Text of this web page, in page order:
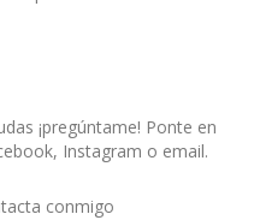
¡pregúntame! Ponte en
Instagram o email.